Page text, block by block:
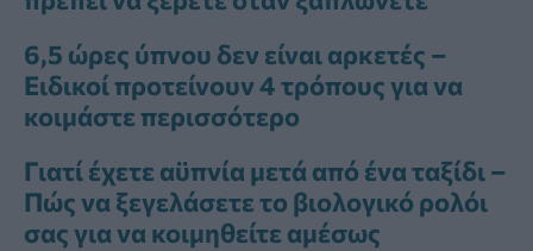
6,5 ώρες ύπνου δεν είναι αρκετές –
Ειδικοί προτείνουν 4 τρόπους για να
κοιμάστε περισσότερο
Γιατί έχετε αϋπνία μετά από ένα ταξίδι –
Πώς να ξεγελάσετε το βιολογικό ρολόι
σας για να κοιμηθείτε αμέσως